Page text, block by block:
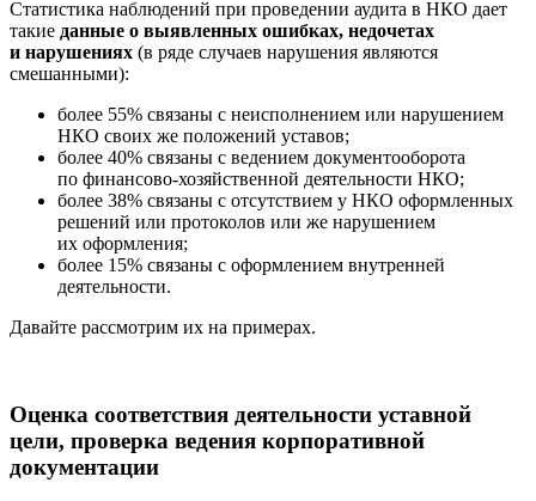
Статистика наблюдений при проведении аудита в НКО дает
такие данные о выявленных ошибках, недочетах
и нарушениях (в ряде случаев нарушения являются
смешанными):
более 55% связаны с неисполнением или нарушением
НКО своих же положений уставов;
более 40% связаны с ведением документооборота
по финансово-хозяйственной деятельности НКО;
более 38% связаны с отсутствием у НКО оформленных
решений или протоколов или же нарушением
их оформления;
более 15% связаны с оформлением внутренней
деятельности.
Давайте рассмотрим их на примерах.
Оценка соответствия деятельности уставной
цели, проверка ведения корпоративной
документации